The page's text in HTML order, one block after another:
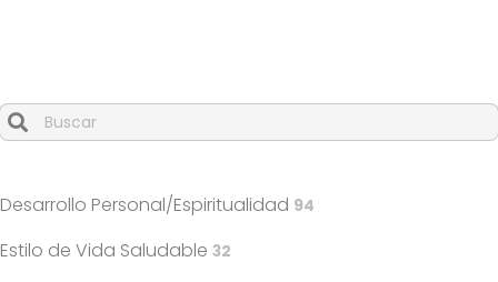
Desarrollo Personal/Espiritualidad 94
Estilo de Vida Saludable 32